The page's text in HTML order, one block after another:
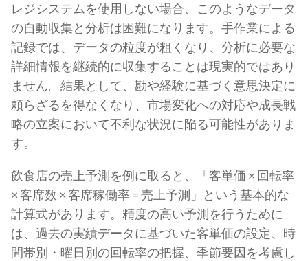
レジシステムを使用しない場合、このようなデータ
の自動収集と分析は困難になります。手作業による
記録では、データの粒度が粗くなり、分析に必要な
詳細情報を継続的に収集することは現実的ではあり
ません。結果として、勘や経験に基づく意思決定に
頼らざるを得なくなり、市場変化への対応や成長戦
略の立案において不利な状況に陥る可能性がありま
す。
飲食店の売上予測を例に取ると、「客単価 × 回転率
× 客席数 × 客席稼働率 = 売上予測」という基本的な
計算式があります。精度の高い予測を行うために
は、過去の実績データに基づいた客単価の設定、時
間帯別・曜日別の回転率の把握、季節要因を考慮し